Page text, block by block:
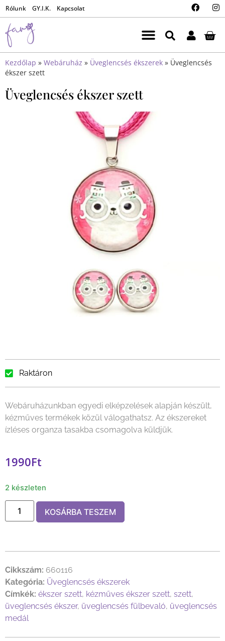
Rólunk GY.I.K. Kapcsolat
Kezdőlap » Webáruház » Üveglencsés ékszerek » Üveglencsés
ékszer szett
Üveglencsés ékszer szett
Raktáron
Webáruházunkban egyedi elképzelések alapján készült,
kézműves termékek közül válogathatsz. Az ékszereket
ízléses organza tasakba csomagolva küldjük.
1990Ft
2 készleten
KOSÁRBA TESZEM
Cikkszám: 660116
Kategória: Üveglencsés ékszerek
Címkék: ékszer szett, kézműves ékszer szett, szett,
üveglencsés ékszer, üveglencsés fülbevaló, üveglencsés
medál